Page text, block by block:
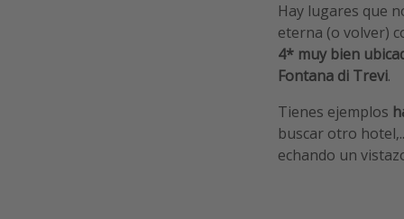
Hay lugares que
eterna (o volver)
4* muy bien
Fontana di Trevi.
Tienes ejemplos
buscar otro
echando un